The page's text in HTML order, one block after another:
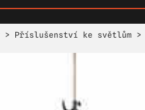
> Příslušenství ke světlům >